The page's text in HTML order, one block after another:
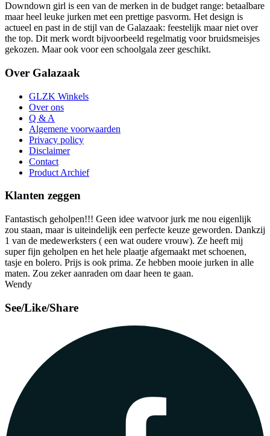
Downdown girl is een van de merken in de budget range: betaalbare
maar heel leuke jurken met een prettige pasvorm. Het design is
actueel en past in de stijl van de Galazaak: feestelijk maar niet over
the top. Dit merk wordt bijvoorbeeld regelmatig voor bruidsmeisjes
gekozen. Maar ook voor een schoolgala zeer geschikt.
Over Galazaak
GLZK Winkels
Over ons
Q & A
Algemene voorwaarden
Privacy policy
Disclaimer
Contact
Product Archief
Klanten zeggen
Fantastisch geholpen!!! Geen idee watvoor jurk me nou eigenlijk
zou staan, maar is uiteindelijk een perfecte keuze geworden. Dankzij
1 van de medewerksters ( een wat oudere vrouw). Ze heeft mij
super fijn geholpen en het hele plaatje afgemaakt met schoenen,
tasje en bolero. Prijs is ook prima. Ze hebben mooie jurken in alle
maten. Zou zeker aanraden om daar heen te gaan.
Wendy
See/Like/Share